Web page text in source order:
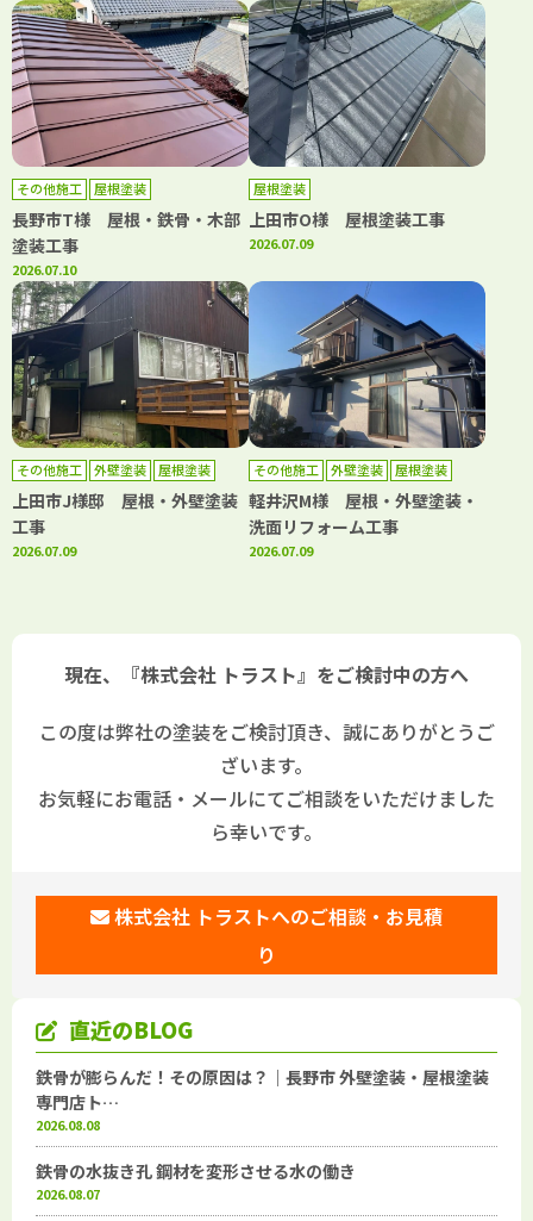
その他施工 屋根塗装
長野市T様 屋根・鉄骨・木部
塗装工事
2026.07.10
屋根塗装
上田市O様 屋根塗装工事
2026.07.09
その他施工 外壁塗装 屋根塗装
上田市J様邸 屋根・外壁塗装
工事
2026.07.09
その他施工 外壁塗装 屋根塗装
軽井沢M様 屋根・外壁塗装・
洗面リフォーム工事
2026.07.09
現在、『株式会社 トラスト』をご検討中の方へ
この度は弊社の塗装をご検討頂き、誠にありがとうご
ざいます。
お気軽にお電話・メールにてご相談をいただけました
ら幸いです。
株式会社 トラストへのご相談・お見積
り
直近のBLOG
鉄骨が膨らんだ！その原因は？｜長野市 外壁塗装・屋根塗装
専門店ト…
2026.08.08
鉄骨の水抜き孔 鋼材を変形させる水の働き
2026.08.07